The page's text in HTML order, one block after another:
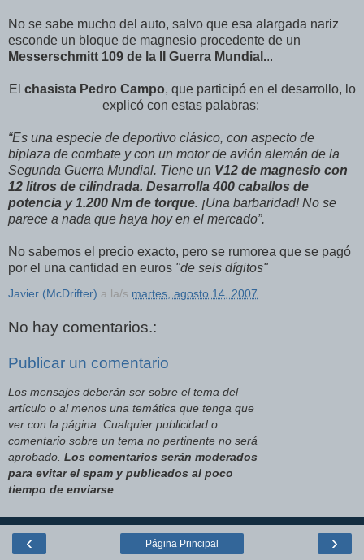
No se sabe mucho del auto, salvo que esa alargada nariz
esconde un bloque de magnesio procedente de un
Messerschmitt 109 de la II Guerra Mundial...
El chasista Pedro Campo, que participó en el desarrollo, lo
explicó con estas palabras:
“Es una especie de deportivo clásico, con aspecto de
biplaza de combate y con un motor de avión alemán de la
Segunda Guerra Mundial. Tiene un V12 de magnesio con
12 litros de cilindrada. Desarrolla 400 caballos de
potencia y 1.200 Nm de torque. ¡Una barbaridad! No se
parece a nada que haya hoy en el mercado”.
No sabemos el precio exacto, pero se rumorea que se pagó
por el una cantidad en euros "de seis dígitos"
Javier (McDrifter) a la/s martes, agosto 14, 2007
No hay comentarios.:
Publicar un comentario
Los mensajes deberán ser sobre el tema del
artículo o al menos una temática que tenga que
ver con la página. Cualquier publicidad o
comentario sobre un tema no pertinente no será
aprobado. Los comentarios serán moderados
para evitar el spam y publicados al poco
tiempo de enviarse
‹ ›
Página Principal